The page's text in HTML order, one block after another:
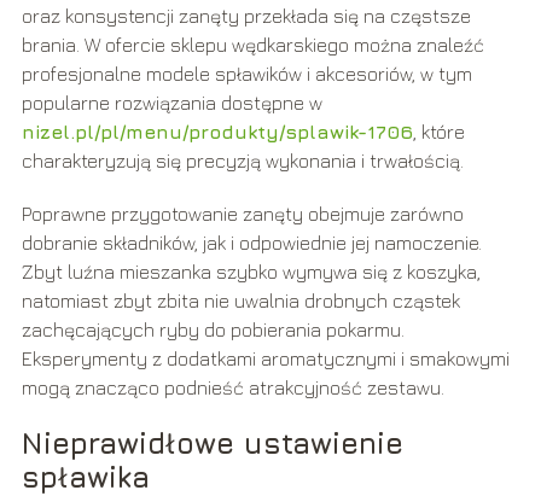
oraz konsystencji zanęty przekłada się na częstsze
brania. W ofercie sklepu wędkarskiego można znaleźć
profesjonalne modele spławików i akcesoriów, w tym
popularne rozwiązania dostępne w
nizel.pl/pl/menu/produkty/splawik-1706 , które
charakteryzują się precyzją wykonania i trwałością.
Poprawne przygotowanie zanęty obejmuje zarówno
dobranie składników, jak i odpowiednie jej namoczenie.
Zbyt luźna mieszanka szybko wymywa się z koszyka,
natomiast zbyt zbita nie uwalnia drobnych cząstek
zachęcających ryby do pobierania pokarmu.
Eksperymenty z dodatkami aromatycznymi i smakowymi
mogą znacząco podnieść atrakcyjność zestawu.
Nieprawidłowe ustawienie
spławika